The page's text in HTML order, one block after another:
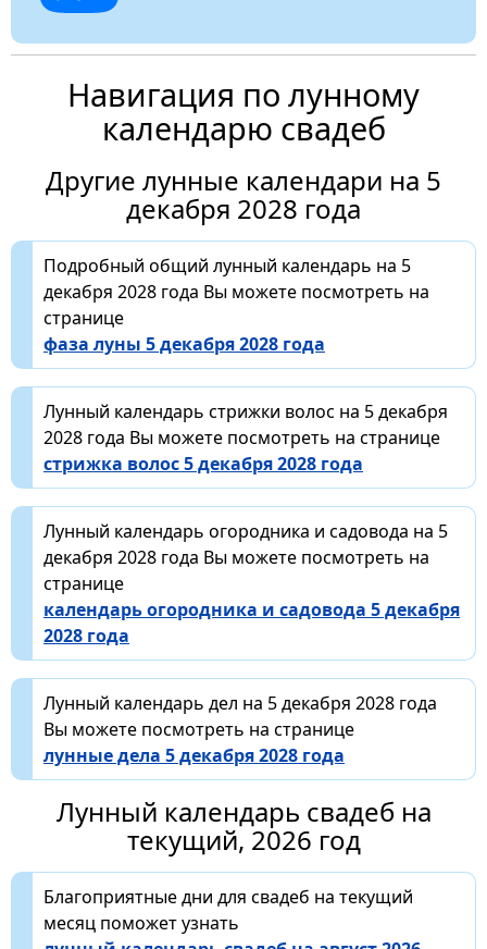
Навигация по лунному
календарю свадеб
Другие лунные календари на 5
декабря 2028 года
Подробный общий лунный календарь на 5
декабря 2028 года Вы можете посмотреть на
странице
фаза луны 5 декабря 2028 года
Лунный календарь стрижки волос на 5 декабря
2028 года Вы можете посмотреть на странице
стрижка волос 5 декабря 2028 года
Лунный календарь огородника и садовода на 5
декабря 2028 года Вы можете посмотреть на
странице
календарь огородника и садовода 5 декабря
2028 года
Лунный календарь дел на 5 декабря 2028 года
Вы можете посмотреть на странице
лунные дела 5 декабря 2028 года
Лунный календарь свадеб на
текущий, 2026 год
Благоприятные дни для свадеб на текущий
месяц поможет узнать